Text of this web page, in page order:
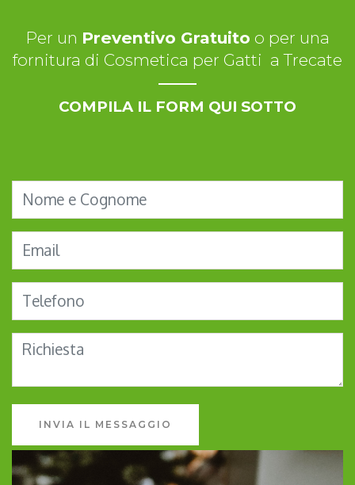
Per un Preventivo Gratuito o per una
fornitura di Cosmetica per Gatti a Trecate
COMPILA IL FORM QUI SOTTO
INVIA IL MESSAGGIO